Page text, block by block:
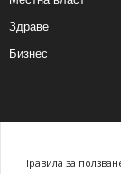
Здраве
Бизнес
Правила за